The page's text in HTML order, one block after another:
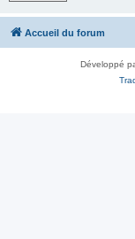
Accueil du forum
Développé